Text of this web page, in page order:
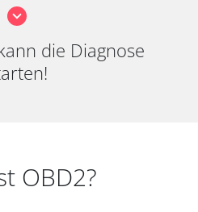
die Diagnose
OBD2?